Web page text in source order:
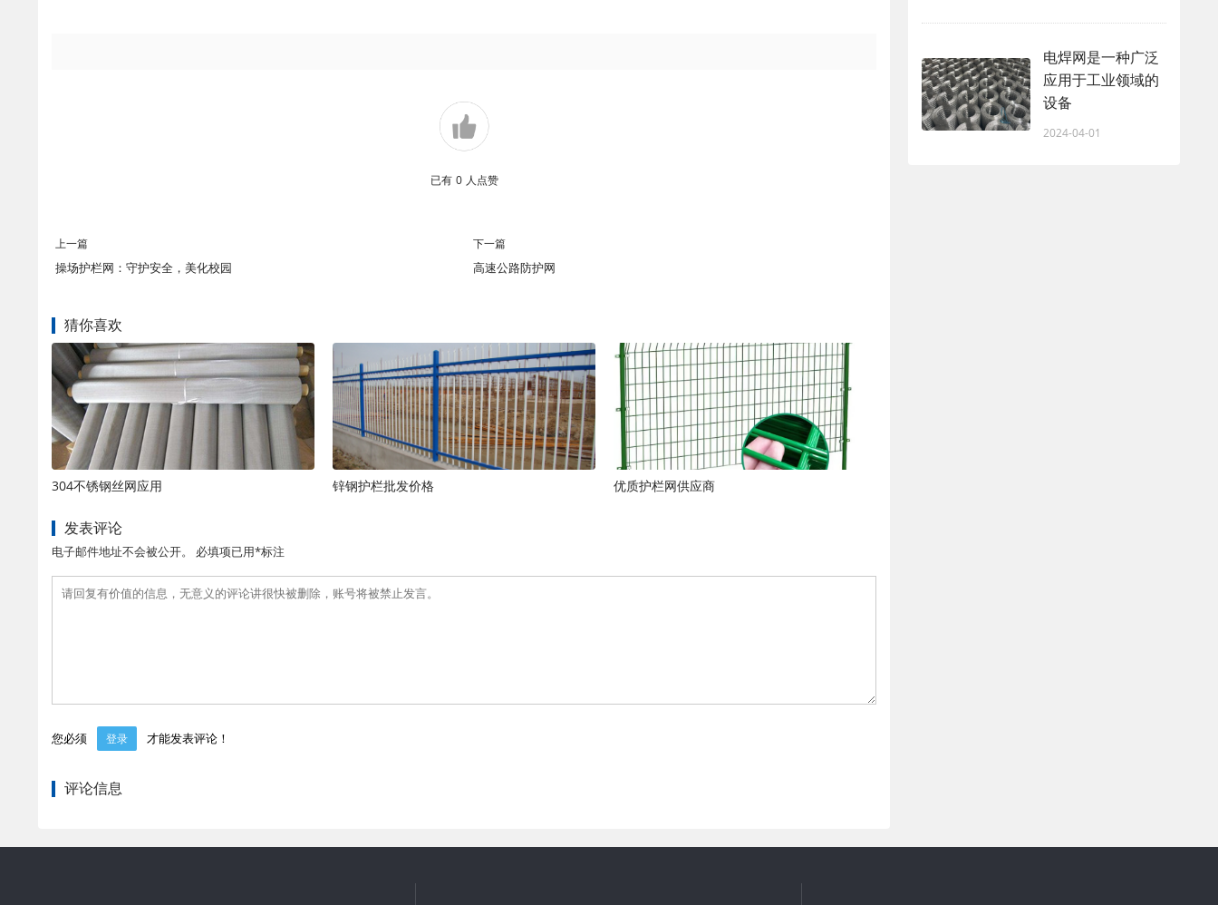
已有 0 人点赞
上一篇
操场护栏网：守护安全，美化校园
下一篇
高速公路防护网
猜你喜欢
304不锈钢丝网应用 锌钢护栏批发价格 优质护栏网供应商
发表评论
电子邮件地址不会被公开。 必填项已用*标注
您必须 登录 才能发表评论！
评论信息
电焊网是一种广泛
应用于工业领域的
设备
2024-04-01